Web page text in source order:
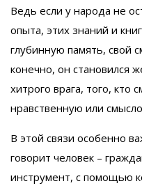
Ведь если у народа не
опыта, этих знаний и
глубинную память, свой
конечно, он становился
хитрого врага, того, кто
нравственную или
В этой связи особенно
говорит человек –
инструмент, с помощью